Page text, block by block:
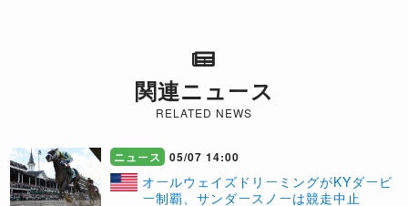
関連ニュース
RELATED NEWS
ニュース 05/07 14:00
オールウェイズドリーミングがKYダービ
ー制覇、サンダースノーは競走中止